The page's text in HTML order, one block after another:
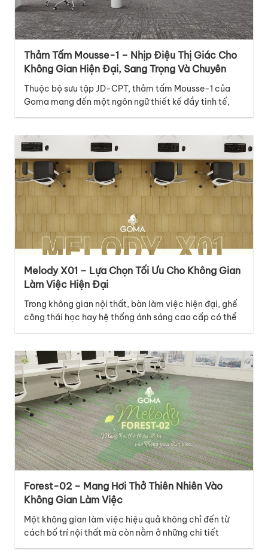
Thảm Tấm Mousse-1 – Nhịp Điệu Thị Giác Cho
Không Gian Hiện Đại, Sang Trọng Và Chuyên
Nghiệp
Thuộc bộ sưu tập JD-CPT, thảm tấm Mousse-1 của
Goma mang đến một ngôn ngữ thiết kế đầy tinh tế,
hiện đại và giàu cảm xúc, phù hợp với nhiều không
Mousse-1 nằm ở thiết kế graphic với những đường vân
dọc đan xen…
Melody X01 – Lựa Chọn Tối Ưu Cho Không Gian
Làm Việc Hiện Đại
Trong không gian nội thất, bàn làm việc hiện đại, ghế
công thái học hay hệ thống ánh sáng cao cấp có thể
là những điểm nhấn nổi bật, nhưng lớp nền dưới chân
Với thiết kế thuộc bộ sưu tập…
Forest-02 – Mang Hơi Thở Thiên Nhiên Vào
Không Gian Làm Việc
Một không gian làm việc hiệu quả không chỉ đến từ
cách bố trí nội thất mà còn nằm ở những chi tiết
tưởng chừng nhỏ như bề mặt sàn. Thuộc bộ sưu tập